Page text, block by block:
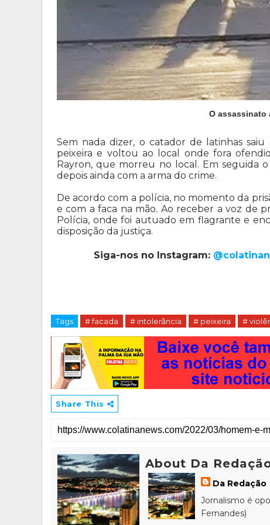
O assassinato
Sem nada dizer, o catador de latinhas
peixeira e voltou ao local onde fora
Rayron, que morreu no local. Em seguida
depois ainda com a arma do crime.
De acordo com a polícia, no momento da
e com a faca na mão. Ao receber a voz de
Polícia, onde foi autuado em flagrante e
disposição da justiça.
Siga-nos no Instagram:
Tags # facada # intolerância # peixeira #
Share This
About Da
Da Redação
Jornalismo é
Fernandes)